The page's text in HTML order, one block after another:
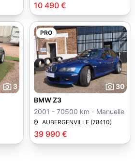
10 490 €
3
PRO
30
39 990 €
BMW Z3
2001 - 70500 km - Manuelle
AUBERGENVILLE (78410)